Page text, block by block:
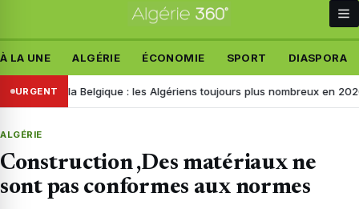
À LA UNE ALGÉRIE ÉCONOMIE SPORT DIASPORA
URGENT
pour la Belgique : les Algériens toujours plus nombreux en 2026,
ALGÉRIE
Construction ,Des matériaux ne
sont pas conformes aux normes